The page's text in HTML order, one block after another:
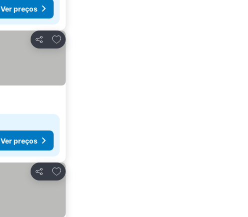
Ver preços
Partilhar
Adicionar aos favoritos
Ver preços
Partilhar
Adicionar aos favoritos